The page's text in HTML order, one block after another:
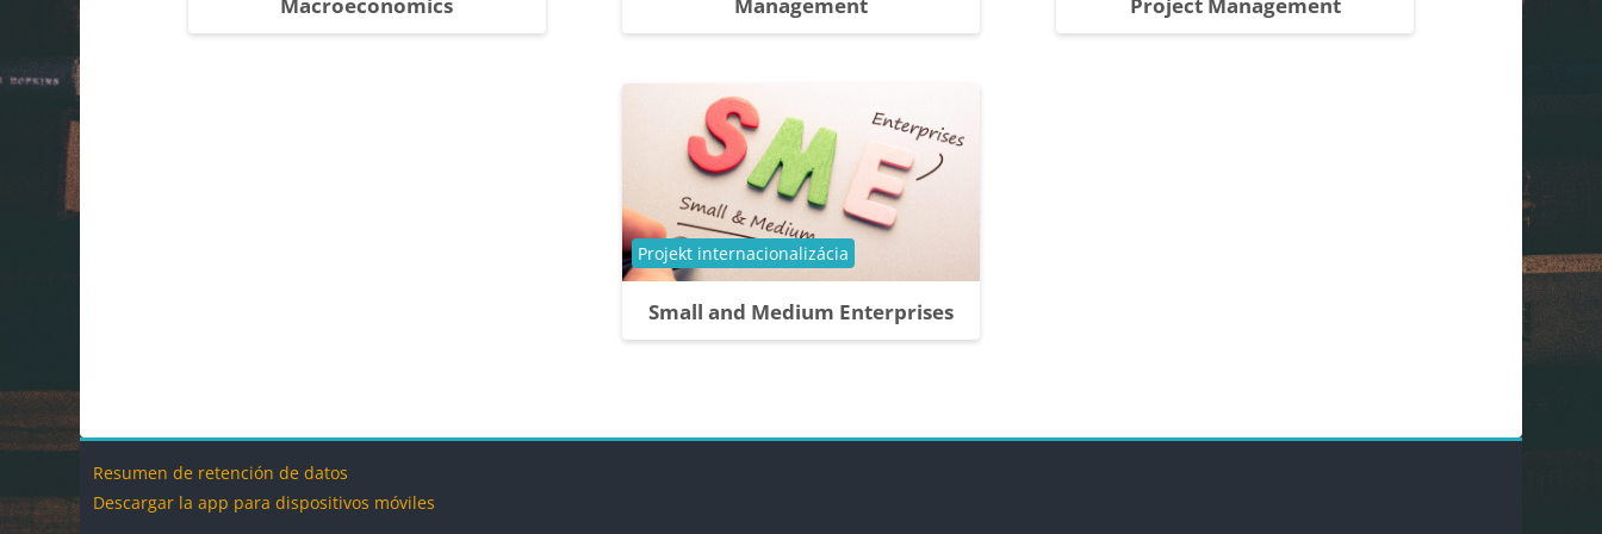
Small and Medium Enterprises
Categoría de cursos
Projekt internacionalizácia
Bloques
Resumen de retención de datos
Descargar la app para dispositivos móviles